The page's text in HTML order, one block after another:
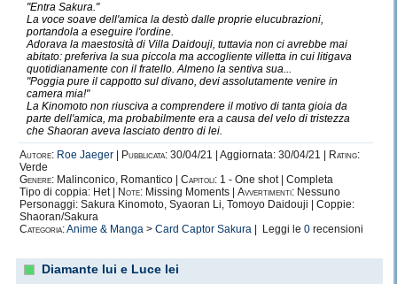
"Entra Sakura."
La voce soave dell'amica la destò dalle proprie elucubrazioni,
portandola a eseguire l'ordine.
Adorava la maestosità di Villa Daidouji, tuttavia non ci avrebbe mai
abitato: preferiva la sua piccola ma accogliente villetta in cui litigava
quotidianamente con il fratello. Almeno la sentiva sua...
"Poggia pure il cappotto sul divano, devi assolutamente venire in
camera mia!"
La Kinomoto non riusciva a comprendere il motivo di tanta gioia da
parte dell'amica, ma probabilmente era a causa del velo di tristezza
che Shaoran aveva lasciato dentro di lei.
Autore: Roe Jaeger Pubblicata: 30/04/21 | Aggiornata: 30/04/21 |
Rating:
Verde
Genere: Malinconico, Romantico | Capitoli: 1 - One shot | Completa
Tipo di coppia: Het |
Note: Missing Moments | Avvertimenti: Nessuno
Personaggi: Sakura Kinomoto, Syaoran Li, Tomoyo Daidouji | Coppie:
Shaoran/Sakura
Categoria:Anime & Manga > Card Captor Sakura | Leggi le 0 recensioni
Diamante lui e Luce lei